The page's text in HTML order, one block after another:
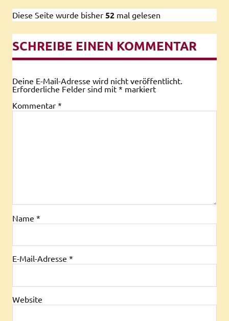
Diese Seite wurde bisher 52 mal gelesen
SCHREIBE EINEN KOMMENTAR
Deine E-Mail-Adresse wird nicht veröffentlicht.
Erforderliche Felder sind mit * markiert
Kommentar *
Name *
E-Mail-Adresse *
Website